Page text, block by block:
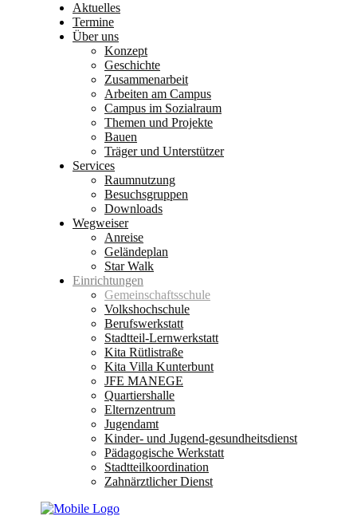
Aktuelles
Termine
Über uns
Konzept
Geschichte
Zusammenarbeit
Arbeiten am Campus
Campus im Sozialraum
Themen und Projekte
Bauen
Träger und Unterstützer
Services
Raumnutzung
Besuchsgruppen
Downloads
Wegweiser
Anreise
Geländeplan
Star Walk
Einrichtungen
Gemeinschaftsschule
Volkshochschule
Berufswerkstatt
Stadtteil-Lernwerkstatt
Kita Rütlistraße
Kita Villa Kunterbunt
JFE MANEGE
Quartiershalle
Elternzentrum
Jugendamt
Kinder- und Jugend-gesundheitsdienst
Pädagogische Werkstatt
Stadtteilkoordination
Zahnärztlicher Dienst